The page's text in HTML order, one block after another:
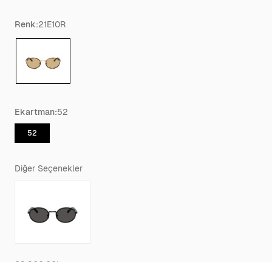
Renk:21E10R
Ekartman:52
52
Diğer Seçenekler